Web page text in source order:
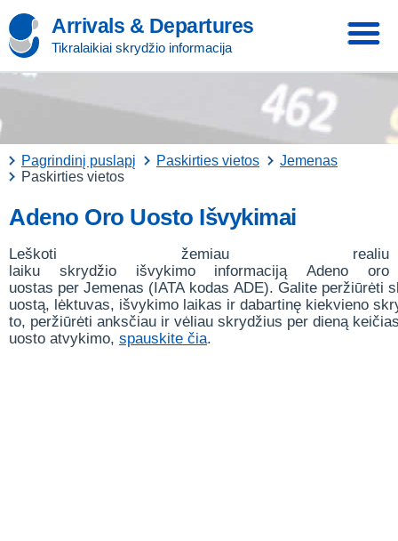
Arrivals & Departures
Tikralaikiai skrydžio informacija
Pagrindinį puslapį Paskirties vietos
Jemenas
Paskirties vietos
Adeno Oro Uosto Išvykimai
Leškoti žemiau realiu
laiku skrydžio išvykimo informaciją Adeno oro
uostas per Jemenas (IATA kodas ADE). Galite peržiūrėti
uostą, lėktuvas, išvykimo laikas ir dabartinę kiekvieno
to, peržiūrėti anksčiau ir vėliau skrydžius per dieną
uosto atvykimo, spauskite čia.